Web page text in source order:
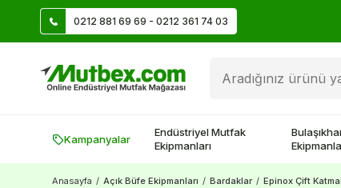
0212 881 69 69 - 0212 361 74 03Üye Ol İlk Siparişte 500 TL Kazan!
Kampanyalar
Endüstriyel Mutfak
Ekipmanları
Anasayfa / Açık Büfe Ekipmanları / Bardaklar / Epinox Çift